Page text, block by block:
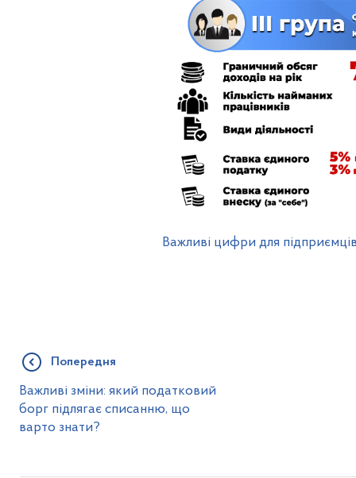
Важливі цифри для підприємців
Попередня
Важливі зміни: який податковий
борг підлягає списанню, що
варто знати?